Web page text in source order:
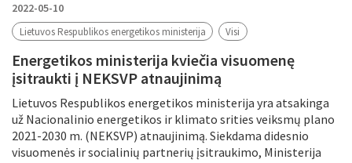
2022-05-10
Lietuvos Respublikos energetikos ministerija Visi
Energetikos ministerija kviečia visuomenę
įsitraukti į NEKSVP atnaujinimą
Lietuvos Respublikos energetikos ministerija yra atsakinga
už Nacionalinio energetikos ir klimato srities veiksmų plano
2021-2030 m. (NEKSVP) atnaujinimą. Siekdama didesnio
visuomenės ir socialinių partnerių įsitraukimo, Ministerija